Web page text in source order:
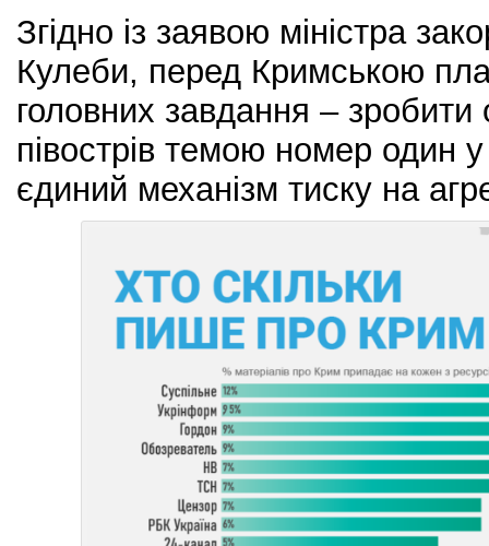
Згідно із заявою міністра
Кулеби, перед Кримською
головних завдання –
півострів темою номер один у
єдиний механізм тиску на